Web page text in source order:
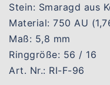
Stein: Smaragd aus
Material: 750 AU
Maß: 5,8 mm
Ringgröße: 56 / 16
Art. Nr.: RI-F-96